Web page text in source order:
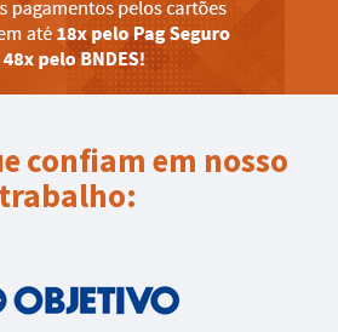
confiam em nosso
trabalho: